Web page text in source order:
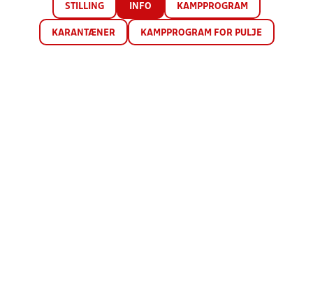
STILLING INFO KAMPPROGRAM
KARANTÆNER KAMPPROGRAM FOR PULJE